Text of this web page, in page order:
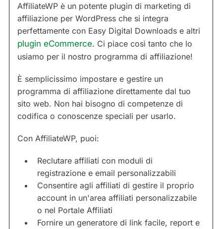
AffiliateWP è un potente plugin di marketing di
affiliazione per WordPress che si integra
perfettamente con Easy Digital Downloads e altri
plugin eCommerce. Ci piace così tanto che lo
usiamo per il nostro programma di affiliazione!
È semplicissimo impostare e gestire un
programma di affiliazione direttamente dal tuo
sito web. Non hai bisogno di competenze di
codifica o conoscenze speciali per usarlo.
Con AffiliateWP, puoi:
Reclutare affiliati con moduli di
registrazione e email personalizzabili
Consentire agli affiliati di gestire il proprio
account in un'area affiliati personalizzabile
o nel Portale Affiliati
Fornire un generatore di link facile, report e